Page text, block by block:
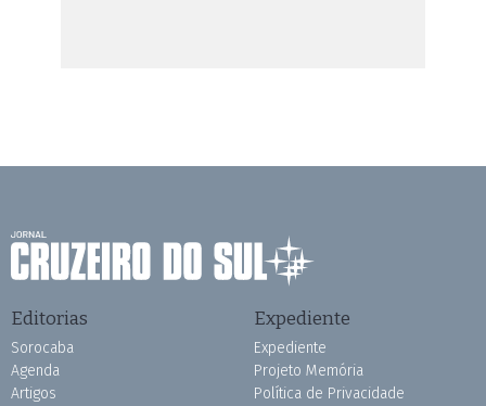
Editorias
Sorocaba
Agenda
Artigos
Expediente
Expediente
Projeto Memória
Política de Privacidade